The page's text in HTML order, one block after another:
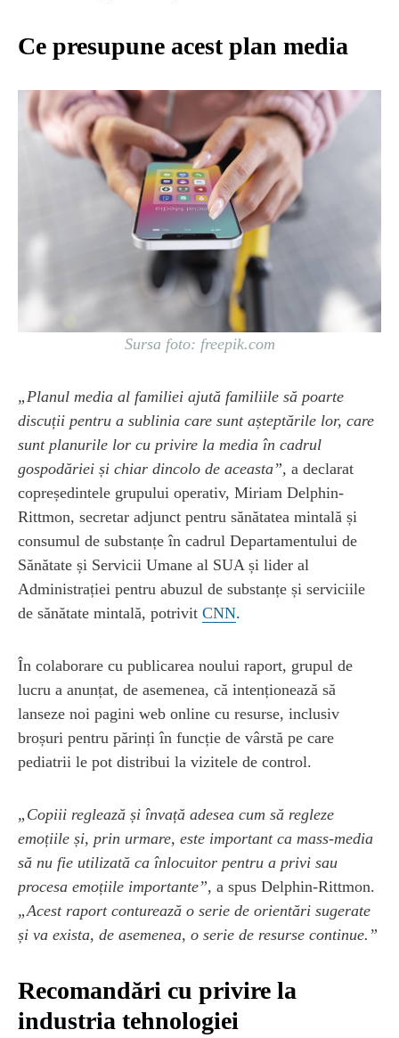
Ce presupune acest plan media
Sursa foto: freepik.com
„Planul media al familiei ajută familiile să poarte
discuții pentru a sublinia care sunt așteptările lor, care
sunt planurile lor cu privire la media în cadrul
gospodăriei și chiar dincolo de aceasta”, a declarat
copreședintele grupului operativ, Miriam Delphin-
Rittmon, secretar adjunct pentru sănătatea mintală și
consumul de substanțe în cadrul Departamentului de
Sănătate și Servicii Umane al SUA și lider al
Administrației pentru abuzul de substanțe și serviciile
de sănătate mintală, potrivit CNN.
În colaborare cu publicarea noului raport, grupul de
lucru a anunțat, de asemenea, că intenționează să
lanseze noi pagini web online cu resurse, inclusiv
broșuri pentru părinți în funcție de vârstă pe care
pediatrii le pot distribui la vizitele de control.
„Copiii reglează și învață adesea cum să regleze
emoțiile și, prin urmare, este important ca mass-media
să nu fie utilizată ca înlocuitor pentru a privi sau
procesa emoțiile importante”, a spus Delphin-Rittmon.
„Acest raport conturează o serie de orientări sugerate
și va exista, de asemenea, o serie de resurse continue.”
Recomandări cu privire la
industria tehnologiei